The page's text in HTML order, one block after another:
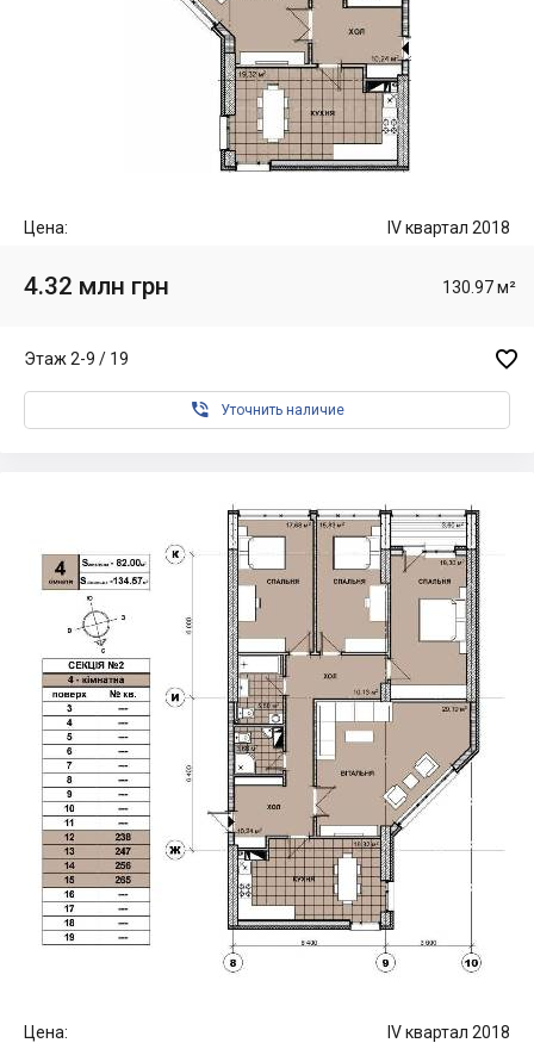
Цена: IV квартал 2018
4.32 млн грн 130.97 м²
Этаж 2-9 / 19 
 Уточнить наличие
Цена: IV квартал 2018